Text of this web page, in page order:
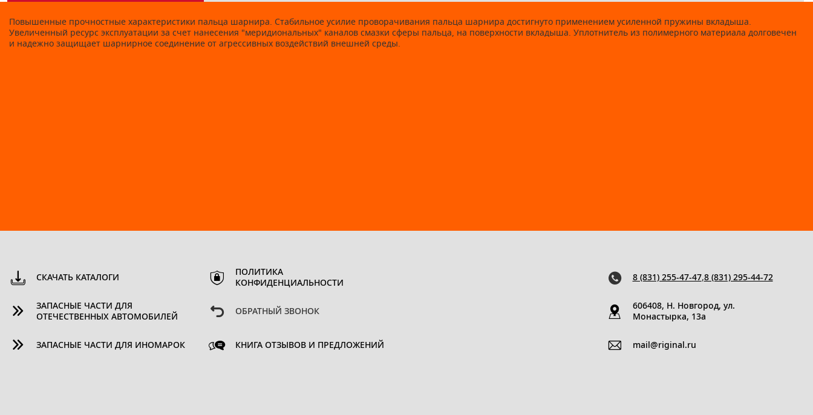
Повышенные прочностные характеристики пальца шарнира. Стабильное усилие проворачивания пальца шарнира достигнуто применением усиленной пружины вкладыша.
Увеличенный ресурс эксплуатации за счет нанесения "меридиональных" каналов смазки сферы пальца, на поверхности вкладыша. Уплотнитель из полимерного материала долговечен
и надежно защищает шарнирное соединение от агрессивных воздействий внешней среды.
СКАЧАТЬ КАТАЛОГИ
ЗАПАСНЫЕ ЧАСТИ ДЛЯ
ОТЕЧЕСТВЕННЫХ АВТОМОБИЛЕЙ
ЗАПАСНЫЕ ЧАСТИ ДЛЯ ИНОМАРОК
ПОЛИТИКА
КОНФИДЕНЦИАЛЬНОСТИ
ОБРАТНЫЙ ЗВОНОК
КНИГА ОТЗЫВОВ И ПРЕДЛОЖЕНИЙ
8 (831) 255-47-47,8 (831) 295-44-72
606408, Н. Новгород, ул.
Монастырка, 13a
mail@riginal.ru